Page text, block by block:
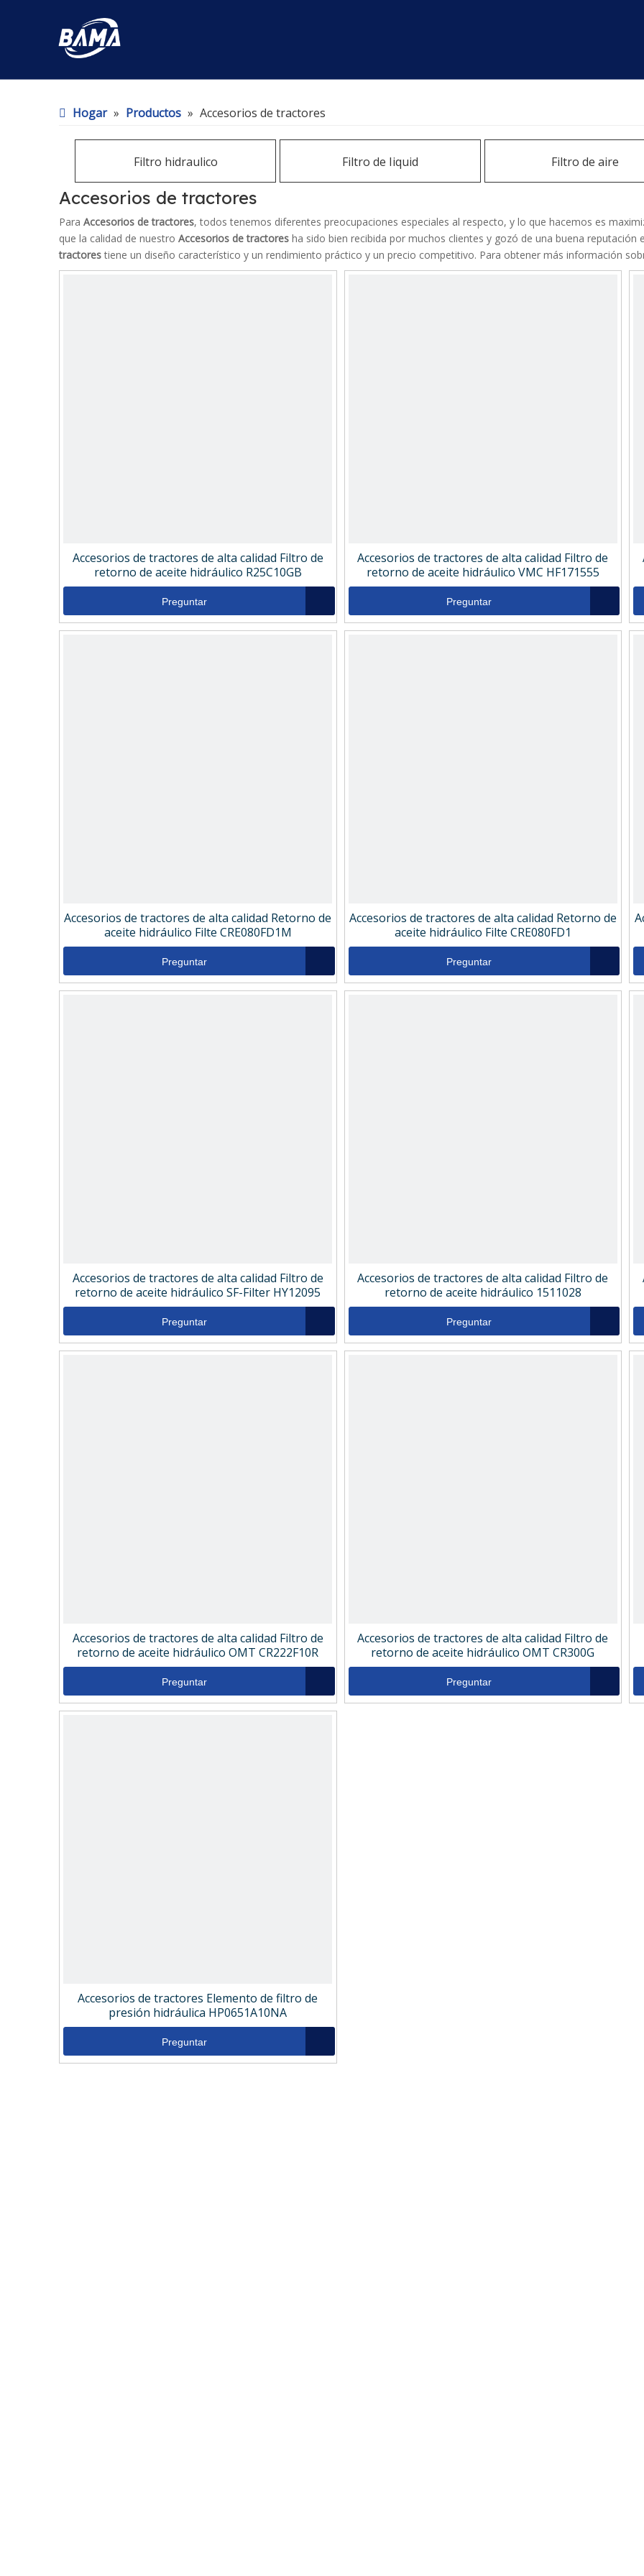
Hogar » Productos » Accesorios de tractores
Filtro hidraulico Filtro de Iiquid Filtro de aire
Accesorios de tractores
Para Accesorios de tractores, todos tenemos diferentes preocupaciones especiales al respecto, y lo que hacemos es
que la calidad de nuestro Accesorios de tractores ha sido bien recibida por muchos clientes y gozó de una buena reputación
tractorestiene un diseño característico y un rendimiento práctico y un precio competitivo. Para obtener más información
Accesorios de tractores de alta calidad Filtro de
retorno de aceite hidráulico R25C10GB
Preguntar
Accesorios de tractores de alta calidad Filtro de
retorno de aceite hidráulico VMC HF171555
Preguntar
Accesorios de tractores de alta calidad Retorno de
aceite hidráulico Filte CRE080FD1M
Preguntar
Accesorios de tractores de alta calidad Retorno de
aceite hidráulico Filte CRE080FD1
Preguntar
Accesorios de tractores de alta calidad Filtro de
retorno de aceite hidráulico SF-Filter HY12095
Preguntar
Accesorios de tractores de alta calidad Filtro de
retorno de aceite hidráulico 1511028
Preguntar
Accesorios de tractores de alta calidad Filtro de
retorno de aceite hidráulico OMT CR222F10R
Preguntar
Accesorios de tractores de alta calidad Filtro de
retorno de aceite hidráulico OMT CR300G
Preguntar
Accesorios de tractores Elemento de filtro de
presión hidráulica HP0651A10NA
Preguntar